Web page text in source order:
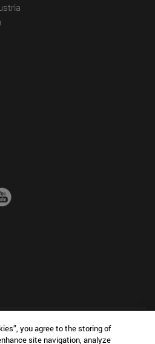
ventana)
ventana)
you agree to the storing of
site navigation, analyze